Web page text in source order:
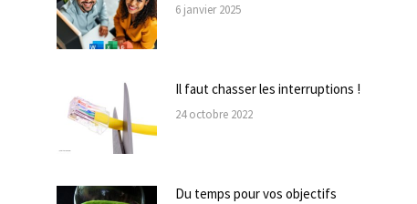
6 janvier 2025
Il faut chasser les interruptions !
24 octobre 2022
Du temps pour vos objectifs